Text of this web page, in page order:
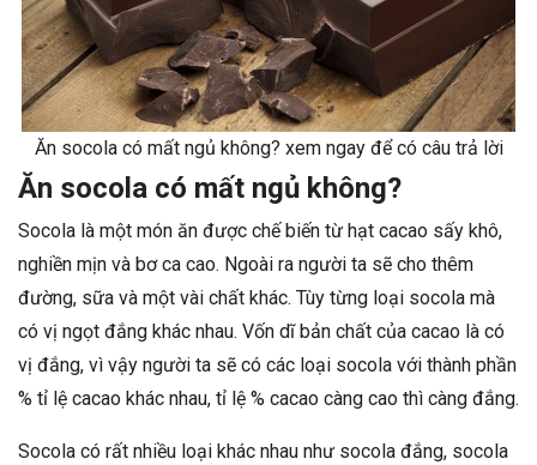
Ăn socola có mất ngủ không? xem ngay để có câu trả lời
Ăn socola có mất ngủ không?
Socola là một món ăn được chế biến từ hạt cacao sấy khô,
nghiền mịn và bơ ca cao. Ngoài ra người ta sẽ cho thêm
đường, sữa và một vài chất khác. Tùy từng loại socola mà
có vị ngọt đắng khác nhau. Vốn dĩ bản chất của cacao là có
vị đắng, vì vậy người ta sẽ có các loại socola với thành phần
% tỉ lệ cacao khác nhau, tỉ lệ % cacao càng cao thì càng đắng.
Socola có rất nhiều loại khác nhau như socola đắng, socola